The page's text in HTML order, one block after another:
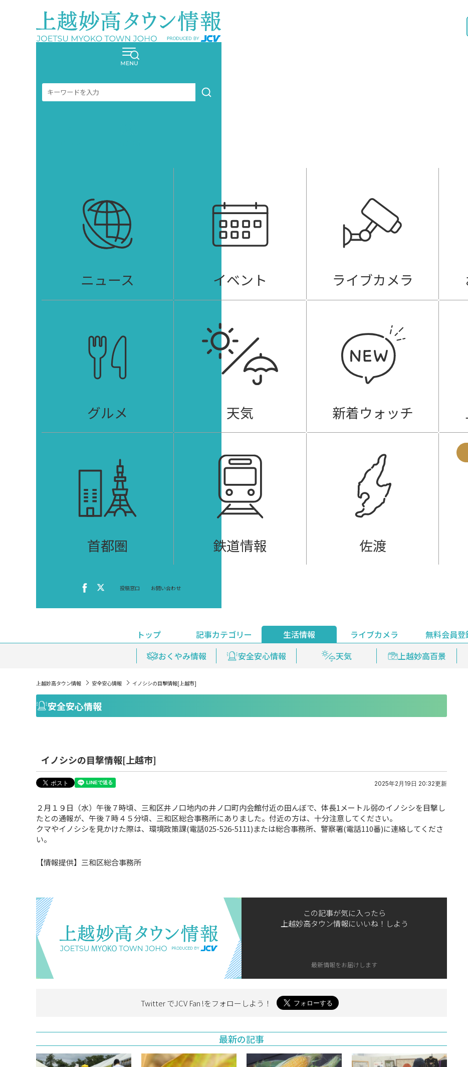
ニュース イベント ライブカメラ
グルメ 天気 新着ウォッチ
首都圏 鉄道情報 佐渡
投稿窓口 お問い合わせ
トップ
記事カテゴリー
ニュース
イベント 新着ウォッチ 編集部
生活情報
おくやみ情報
安全安心情報 天気 上越妙高百景
ライブカメラ 無料会員登
ライブ配信
見逃し配信 プレミアム会員
上越妙高タウン情報 安全安心情報 イノシシの目撃情報[上越市]
安全安心情報
イノシシの目撃情報[上越市]
2025年2月19日 20:32更新
２月１９日（水）午後７時頃、三和区井ノ口地内の井ノ口町内会館付近の田んぼで、体長1メートル弱のイノシシを目撃し
たとの通報が、午後７時４５分頃、三和区総合事務所にありました。付近の方は、十分注意してください。
クマやイノシシを見かけた際は、環境政策課(電話025-526-5111)または総合事務所、警察署(電話110番)に連絡してくださ
い。
【情報提供】三和区総合事務所
この記事が気に入ったら
上越妙高タウン情報にいいね！しよう
最新情報をお届けします
Twitter でJCV Fan !をフォローしよう！
最新の記事